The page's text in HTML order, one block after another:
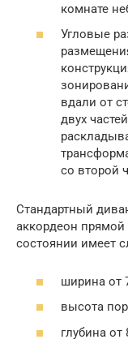
комнате
Угловые
вдали от
двух
со второй
Стандартный
аккордеон
состоянии имеет
ширина от
высота
глубина от